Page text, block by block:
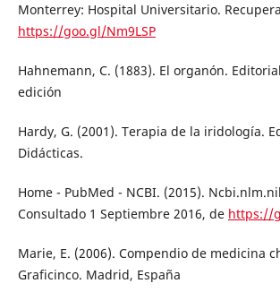
Monterrey: Hospital Universitario.
https://goo.gl/Nm9LSP
Hahnemann, C. (1883). El organón.
edición
Hardy, G. (2001). Terapia de la iridología.
Didácticas.
Home - PubMed - NCBI. (2015).
Consultado 1 Septiembre 2016, de https://
Marie, E. (2006). Compendio de medicina
Graficinco. Madrid, España